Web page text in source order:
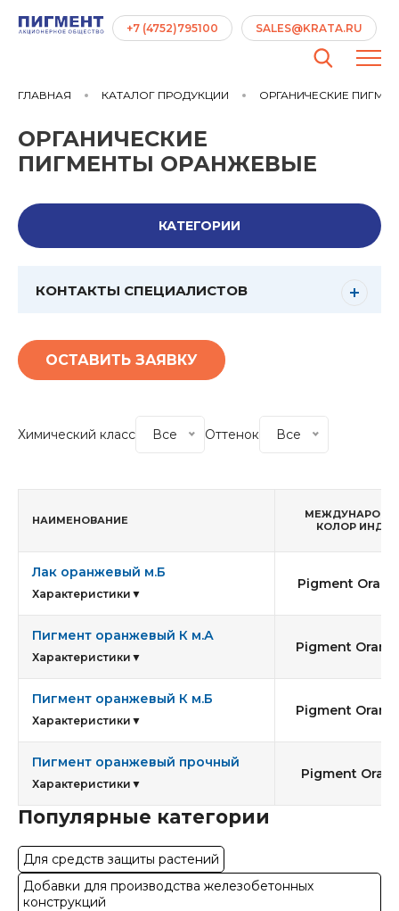
+7 (4752)795100 SALES@KRATA.RU
ГЛАВНАЯ КАТАЛОГ ПРОДУКЦИИ ОРГАНИЧЕСКИЕ
ОРГАНИЧЕСКИЕ
ПИГМЕНТЫ ОРАНЖЕВЫЕ
КАТЕГОРИИ
КОНТАКТЫ СПЕЦИАЛИСТОВ
ОСТАВИТЬ ЗАЯВКУ
Химический класс Все Оттенок Все
НАИМЕНОВАНИЕ
КОЛОР
Лак оранжевый м.Б
Характеристики ▼
Pigment
Пигмент оранжевый К м.А
Характеристики ▼
Pigment
Пигмент оранжевый К м.Б
Характеристики ▼
Pigment
Пигмент оранжевый прочный
Характеристики ▼
Pigment
Популярные категории
Для средств защиты растений
Добавки для производства железобетонных
конструкций